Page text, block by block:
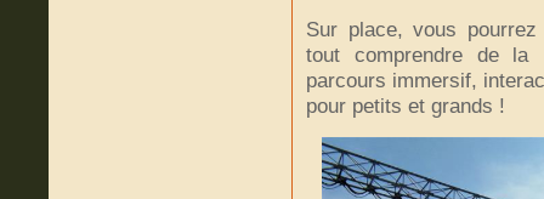
Sur place, vous pourrez
tout comprendre de la
parcours immersif,
pour petits et grands !